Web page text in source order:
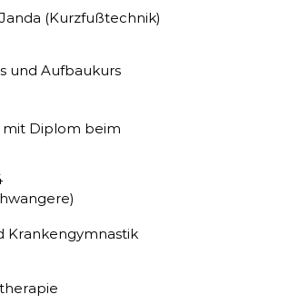
und Aufbaukurs
(Kurzfußtechnik)
mit Diplom beim
Krankengymnastik